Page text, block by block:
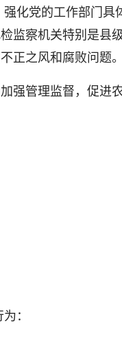
化党的工作部门具
监察机关特别是县
正之风和腐败问题。
管理监督，促进
：